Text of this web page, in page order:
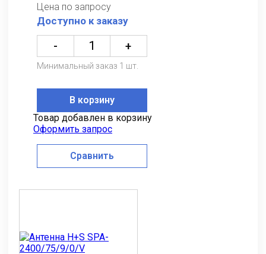
Цена по запросу
Доступно к заказу
- +
Минимальный заказ 1 шт.
В корзину
Товар добавлен в корзину
Оформить запрос
Сравнить